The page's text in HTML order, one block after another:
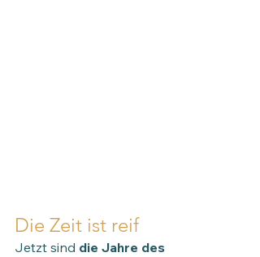
Die Zeit ist reif
Jetzt sind die Jahre des